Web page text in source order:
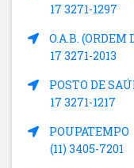
17 3271-1297
O.A.B. (ORDEM
17 3271-2013
POSTO DE
17 3271-1217
POUPATEMPO
(11) 3405-7201